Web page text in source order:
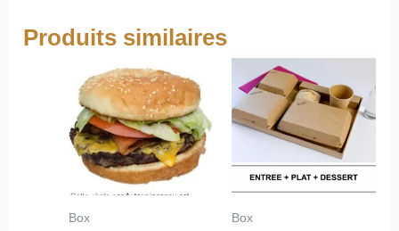
Produits similaires
Box Box